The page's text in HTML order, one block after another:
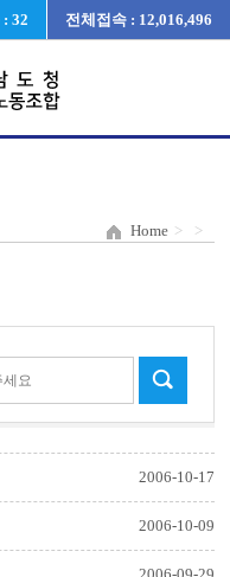
32 전체접속 : 12,016,496
Home > >
2006-10-17
2006-10-09